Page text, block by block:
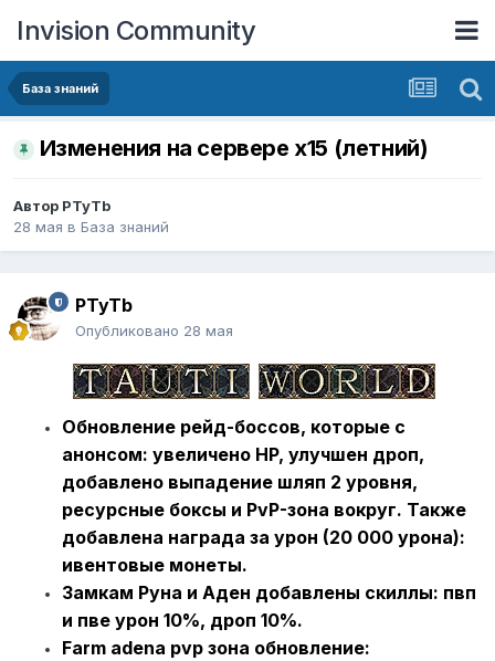
Invision Community
База знаний
Изменения на сервере х15 (летний)
Автор PTyTb
28 мая в База знаний
PTyTb
Опубликовано 28 мая
Обновление рейд-боссов, которые с
анонсом: увеличено HP, улучшен дроп,
добавлено выпадение шляп 2 уровня,
ресурсные боксы и PvP-зона вокруг. Также
добавлена награда за урон (20 000 урона):
ивентовые монеты.
Замкам Руна и Аден добавлены скиллы: пвп
и пве урон 10%, дроп 10%.
Farm adena pvp зона обновление: